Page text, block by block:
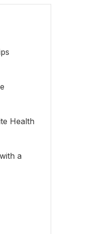
Health
a